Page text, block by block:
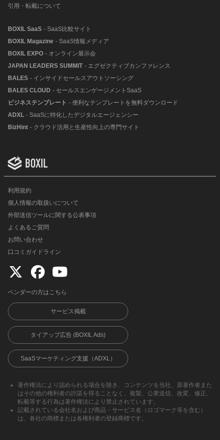
引用・転載について
BOXIL SaaS - SaaS比較サイト
BOXIL Magazine - SaaS情報メディア
BOXIL EXPO - オンライン展示会
JAPAN LEADERS SUMMIT - エグゼクティブカンファレンス
BALES - インサイドセールスアウトソーシング
BALES CLOUD - セールスエンゲージメントSaaS
ビジネステンプレート - 便利なテンプレートを無料ダウンロード
ADXL - SaaSに特化したデジタルエージェンシー
BizHint - クラウド活用と生産性向上の専門サイト
利用規約
個人情報の取扱いについて
外部送信ツールに関する公表事項
よくあるご質問
お問い合わせ
口コミガイドライン
ベンダーの方はこちら
サービス掲載
タイアップ広告 (BOXIL Ads)
SaaSマーケティング支援（ADXL）
著作権法により認められる場合を除き、コンテンツを当社、原著作者また
はその他の権利者の許諾を得ることなく、複製、公衆送信、改変、修正、
転載等する行為は著作権法により禁止されています。
記載されている会社名および商品・サービス名（ロゴマーク等を含む）
は、各社の商標または各権利者の登録商標です。